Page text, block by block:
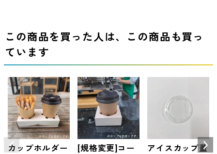
この商品を買った人は、この商品も買っ
ています
カップホルダー
[規格変更]コー
アイスカップ蓋